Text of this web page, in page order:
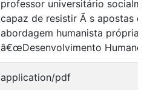
professor universitário
capaz de resistir Ã s apostas
abordagem humanista própria
â€œDesenvolvimento
application/pdf